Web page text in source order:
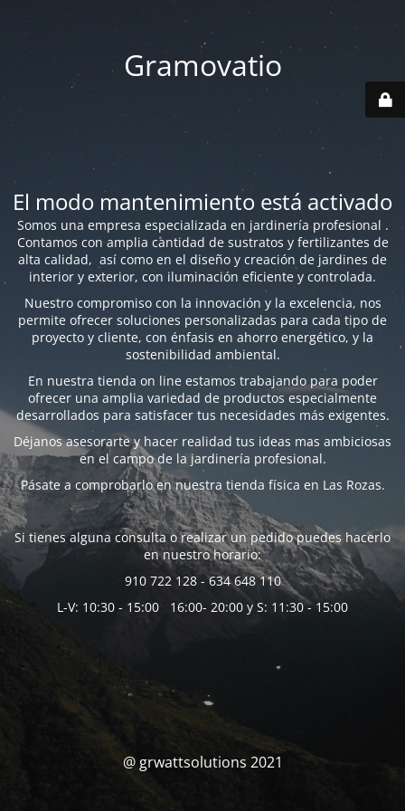
Gramovatio
El modo mantenimiento está activado
Somos una empresa especializada en jardinería profesional .
Contamos con amplia cantidad de sustratos y fertilizantes de
alta calidad, así como en el diseño y creación de jardines de
interior y exterior, con iluminación eficiente y controlada.
Nuestro compromiso con la innovación y la excelencia, nos
permite ofrecer soluciones personalizadas para cada tipo de
proyecto y cliente, con énfasis en ahorro energético, y la
sostenibilidad ambiental.
En nuestra tienda on line estamos trabajando para poder
ofrecer una amplia variedad de productos especialmente
desarrollados para satisfacer tus necesidades más exigentes.
Déjanos asesorarte y hacer realidad tus ideas mas ambiciosas
en el campo de la jardinería profesional.
Pásate a comprobarlo en nuestra tienda física en Las Rozas.
Si tienes alguna consulta o realizar un pedido puedes hacerlo
en nuestro horario:
910 722 128 - 634 648 110
L-V: 10:30 - 15:00 16:00- 20:00 y S: 11:30 - 15:00
@ grwattsolutions 2021